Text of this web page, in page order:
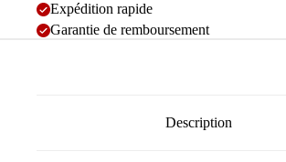
Expédition rapide
Garantie de remboursement
Description